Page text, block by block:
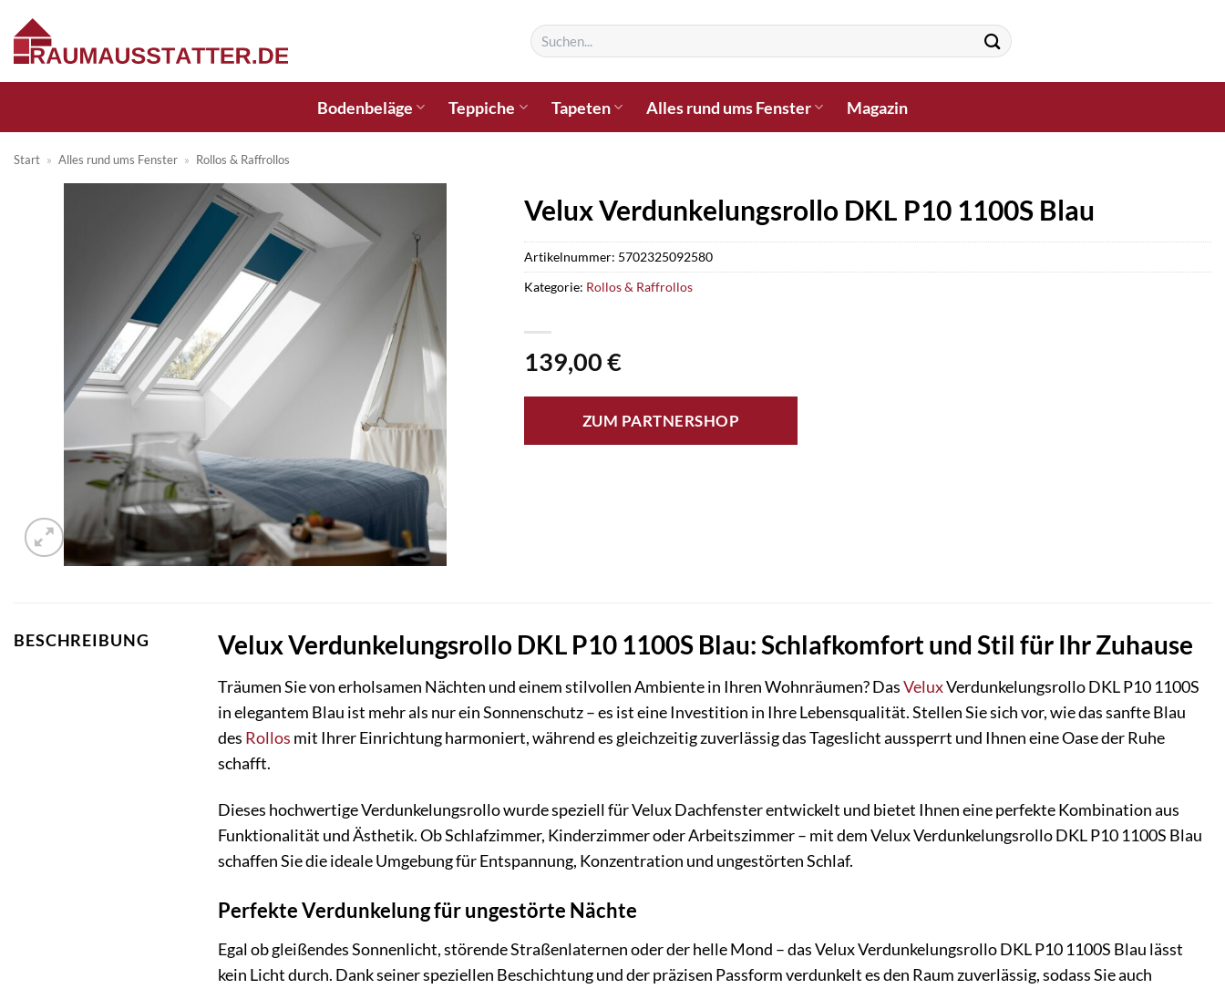
Inhalt
springen
Suchen
nach:
Bodenbeläge Teppiche Tapeten Alles rund ums Fenster Magazin
Start » Alles rund ums Fenster » Rollos & Raffrollos
Velux Verdunkelungsrollo DKL P10 1100S Blau
139,00€
ZUM PARTNERSHOP
Artikelnummer: 5702325092580
Kategorie: Rollos & Raffrollos
BESCHREIBUNG Velux Verdunkelungsrollo DKL P10 1100S Blau: Schlafkomfort und Stil für Ihr Zuhause
Träumen Sie von erholsamen Nächten und einem stilvollen Ambiente in Ihren Wohnräumen? DasVeluxVerdunkelungsrollo DKL P10 1100S
in elegantem Blau ist mehr als nur ein Sonnenschutz – es ist eine Investition in Ihre Lebensqualität. Stellen Sie sich vor, wie das sanfte Blau
des Rollos mit Ihrer Einrichtung harmoniert, während es gleichzeitig zuverlässig das Tageslicht aussperrt und Ihnen eine Oase der Ruhe
schafft.
Dieses hochwertige Verdunkelungsrollo wurde speziell für Velux Dachfenster entwickelt und bietet Ihnen eine perfekte Kombination aus
Funktionalität und Ästhetik. Ob Schlafzimmer, Kinderzimmer oder Arbeitszimmer – mit dem Velux Verdunkelungsrollo DKL P10 1100S Blau
schaffen Sie die ideale Umgebung für Entspannung, Konzentration und ungestörten Schlaf.
Perfekte Verdunkelung für ungestörte Nächte
Egal ob gleißendes Sonnenlicht, störende Straßenlaternen oder der helle Mond – das Velux Verdunkelungsrollo DKL P10 1100S Blau lässt
kein Licht durch. Dank seiner speziellen Beschichtung und der präzisen Passform verdunkelt es den Raum zuverlässig, sodass Sie auch